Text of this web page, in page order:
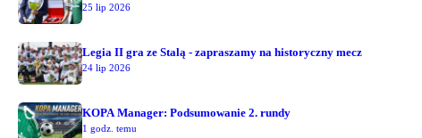
25 lip 2026
Legia II gra ze Stalą - zapraszamy na historyczny mecz
24 lip 2026
KOPA Manager: Podsumowanie 2. rundy
1 godz. temu